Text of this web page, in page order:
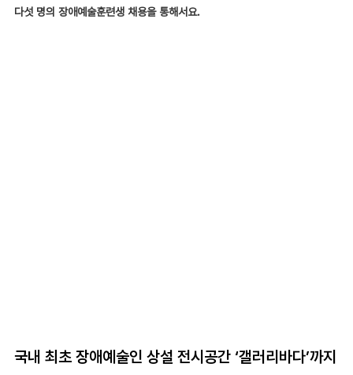
다섯 명의 장애예술훈련생 채용을 통해서요.
국내 최초 장애예술인 상설 전시공간 ‘갤러리바다’까지